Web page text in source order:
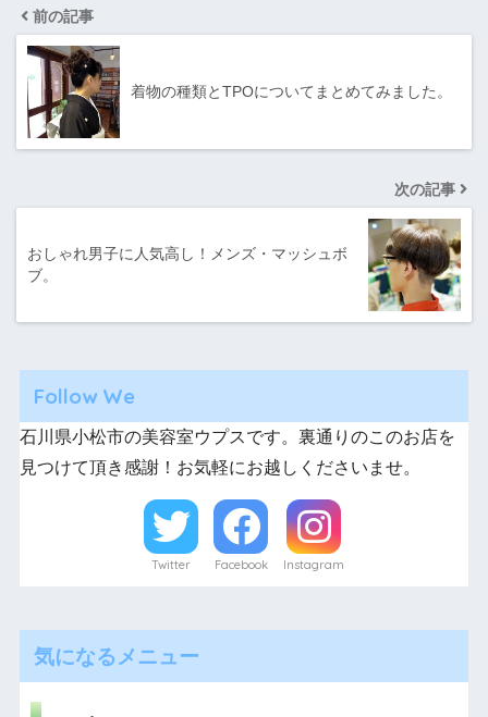
前の記事
着物の種類とTPOについてまとめてみました。
次の記事
おしゃれ男子に人気高し！メンズ・マッシュボ
ブ。
Follow We
石川県小松市の美容室ウプスです。裏通りのこのお店を
見つけて頂き感謝！お気軽にお越しくださいませ。
Twitter Facebook Instagram
気になるメニュー